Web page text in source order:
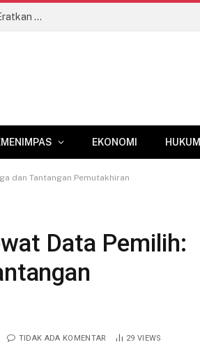
Semarak HUT RI Ke-81, LPKA Karangasem Gelar Lomba, Eratkan Keakraban Pegawai dan Anak Binaan
EKONOMI HUKUM
dan Tantangan Pemutakhiran
Data Pemilih:
TIDAK ADA KOMENTAR 29 VIEWS